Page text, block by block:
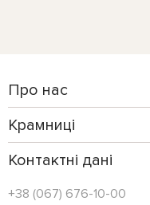
Про нас
Крамниці
Контактні дані
+38 (067) 676-10-00